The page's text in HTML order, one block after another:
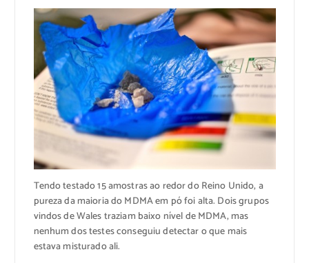
Tendo testado 15 amostras ao redor do Reino Unido, a
pureza da maioria do MDMA em pó foi alta. Dois grupos
vindos de Wales traziam baixo nível de MDMA, mas
nenhum dos testes conseguiu detectar o que mais
estava misturado ali.